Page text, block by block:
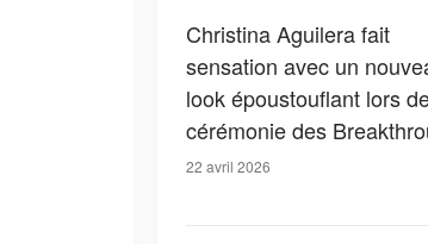
Christina Aguilera fait
sensation avec un
look époustouflant lors
cérémonie des
Prizes – Photos
22 avril 2026